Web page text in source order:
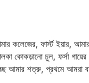
ফার্স্ট ইয়ার, আমার
কোকড়ানো চুল, ফর্সা
আমার শত্রু, প্রথমে আমরা